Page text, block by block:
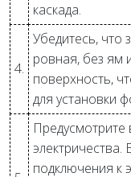
каскада.
4.
Убедитесь, что
ровная, без ям
поверхность,
для установки
электричества.
подключения к